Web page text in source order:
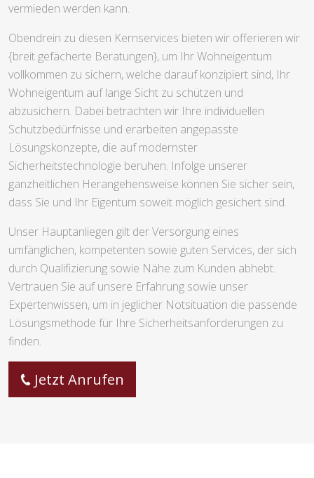
vermieden werden kann.
Obendrein zu diesen Kernservices bieten wir offerieren wir
{breit gefächerte Beratungen}, um Ihr Wohneigentum
vollkommen zu sichern, welche darauf konzipiert sind, Ihr
Wohneigentum auf lange Sicht zu schützen und
abzusichern. Dabei betrachten wir Ihre individuellen
Schutzbedürfnisse und erarbeiten angepasste
Lösungskonzepte, die auf modernster
Sicherheitstechnologie beruhen. Infolge unserer
ganzheitlichen Herangehensweise können Sie sicher sein,
dass Sie und Ihr Eigentum soweit möglich gesichert sind.
Unser Hauptanliegen gilt der Versorgung eines
umfänglichen, kompetenten sowie guten Services, der sich
durch Qualifizierung sowie Nähe zum Kunden abhebt.
Vertrauen Sie auf unsere Erfahrung sowie unser
Expertenwissen, um in jeglicher Notsituation die passende
Lösungsmethode für Ihre Sicherheitsanforderungen zu
finden.
Jetzt Anrufen